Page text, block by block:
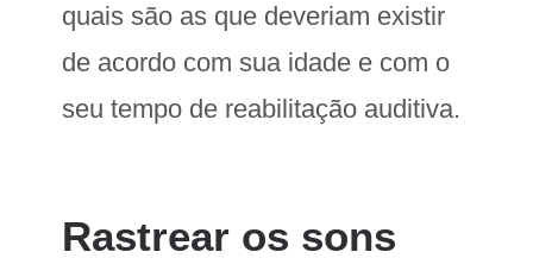
quais são as que deveriam existir
de acordo com sua idade e com o
seu tempo de reabilitação auditiva.
Rastrear os sons